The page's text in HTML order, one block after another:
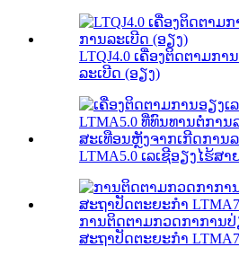
LTQJ4.0 ເຄື່ອງຕິດຕາມກ
ລະເບີດ (ອຽງ)
LTMA5.0 ເລເຊີອຽງໄຮ້ສ
ການຕິດຕາມກວດກາການປ່
ສະຖາປັດຕະຍະກຳ